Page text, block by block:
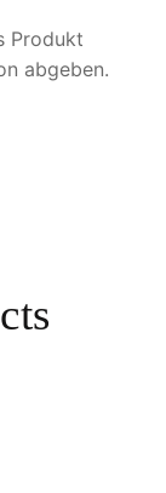
Produkt
abgeben.